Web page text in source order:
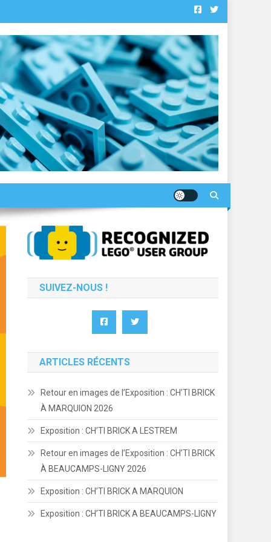
SUIVEZ-NOUS !
ARTICLES RÉCENTS
Retour en images de l’Exposition : CH’TI BRICK
À MARQUION 2026
Exposition : CH’TI BRICK A LESTREM
Retour en images de l’Exposition : CH’TI BRICK
À BEAUCAMPS-LIGNY 2026
Exposition : CH’TI BRICK A MARQUION
Exposition : CH’TI BRICK A BEAUCAMPS-LIGNY